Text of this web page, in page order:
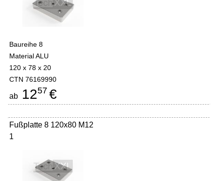
Baureihe 8
Material ALU
120 x 78 x 20
CTN 76169990
ab 1257 €
Fußplatte 8 120x80 M12
1